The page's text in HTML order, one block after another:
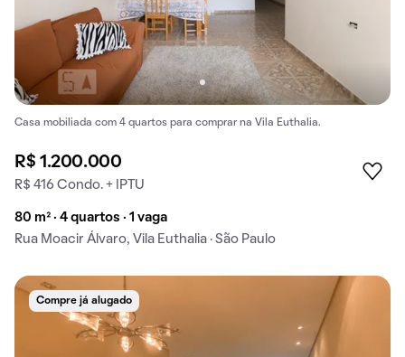
Casa mobiliada com 4 quartos para comprar na Vila Euthalia.
R$ 1.200.000
R$ 416 Condo. + IPTU
80 m² · 4 quartos · 1 vaga
Rua Moacir Álvaro, Vila Euthalia · São Paulo
Compre já alugado